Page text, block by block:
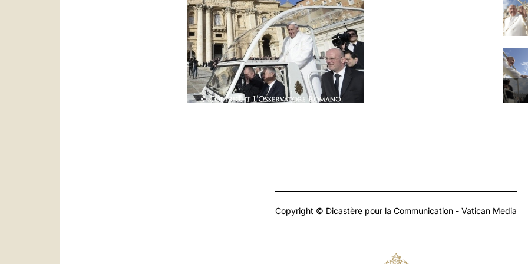
Copyright © Dicastère pour la Communication - Vatican Media